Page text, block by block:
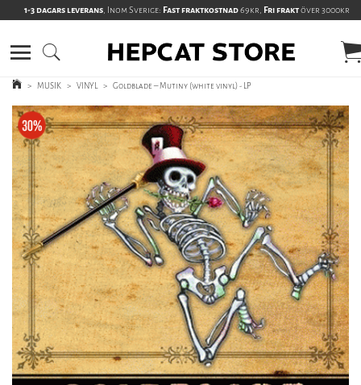
1-3 dagars leverans, Inom Sverige: Fast fraktkostnad69kr, Fri fraktöver 3000kr
> MUSIK > VINYL > Goldblade – Mutiny (white vinyl) - LP